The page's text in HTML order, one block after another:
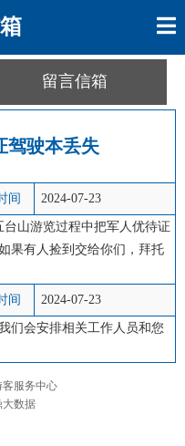
留言信箱
驾驶本丢失
间 2024-07-23
台山游览过程中把军人优待证
果有人捡到交给你们，拜托
间 2024-07-23
们会安排相关工作人员和您
客服务中心
大数据